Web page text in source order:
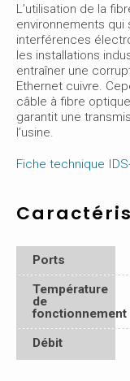
L’utilisation de la
environnements
interférences
les installations
entraîner une
Ethernet cuivre.
câble à fibre
garantit une
l’usine.
Fiche technique
Ports
Température
de
fonctionnement
Débit